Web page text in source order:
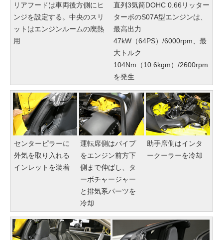
リアフードは車両後方側にヒ
ンジを設定する。中央のスリ
ットはエンジンルームの廃熱
用
直列3気筒DOHC 0.66リッター
ターボのS07A型エンジンは、
最高出力
47kW（64PS）/6000rpm、最
大トルク
104Nm（10.6kgm）/2600rpm
を発生
センターピラーに
外気を取り入れる
インレットを装着
運転席側はパイプ
をエンジン前方下
側まで伸ばし、タ
ーボチャージャー
と排気系パーツを
冷却
助手席側はインタ
ークーラーを冷却